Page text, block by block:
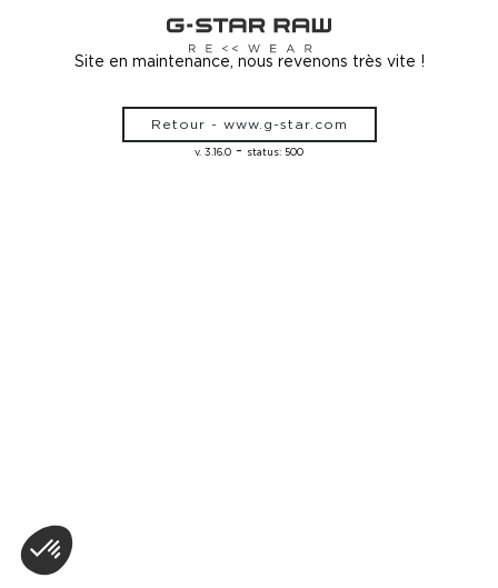
Site en maintenance, nous revenons très vite !
Retour - www.g-star.com
v. 3.16.0 - status: 500